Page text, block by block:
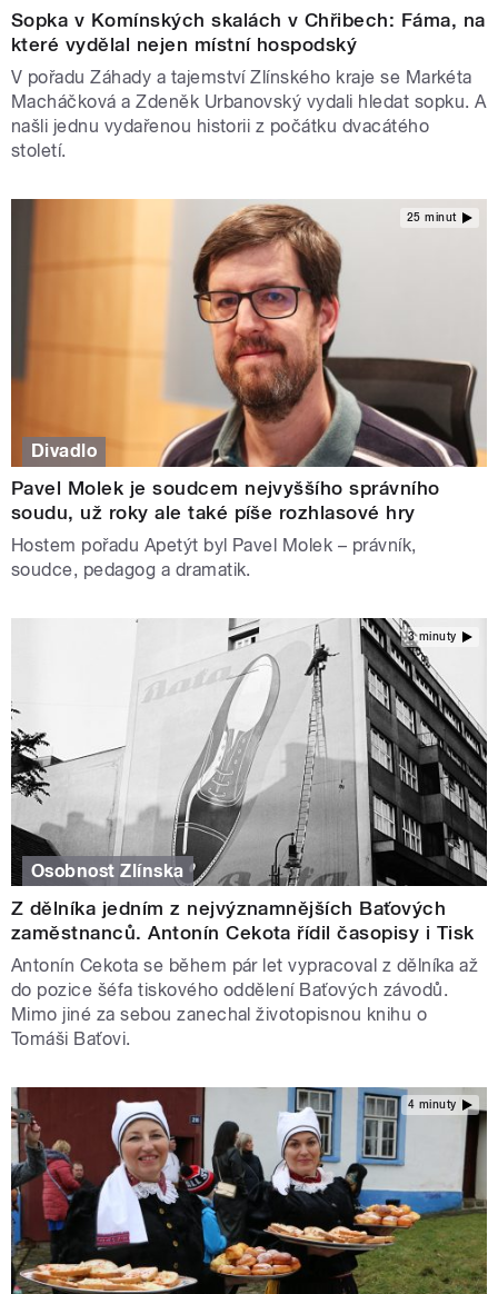
Sopka v Komínských skalách v Chřibech: Fáma, na
které vydělal nejen místní hospodský
V pořadu Záhady a tajemství Zlínského kraje se Markéta
Macháčková a Zdeněk Urbanovský vydali hledat sopku. A
našli jednu vydařenou historii z počátku dvacátého
století.
25 minut
Divadlo
Pavel Molek je soudcem nejvyššího správního
soudu, už roky ale také píše rozhlasové hry
Hostem pořadu Apetýt byl Pavel Molek – právník,
soudce, pedagog a dramatik.
3 minuty
Osobnost Zlínska
Z dělníka jedním z nejvýznamnějších Baťových
zaměstnanců. Antonín Cekota řídil časopisy i Tisk
Antonín Cekota se během pár let vypracoval z dělníka až
do pozice šéfa tiskového oddělení Baťových závodů.
Mimo jiné za sebou zanechal životopisnou knihu o
Tomáši Baťovi.
4 minuty